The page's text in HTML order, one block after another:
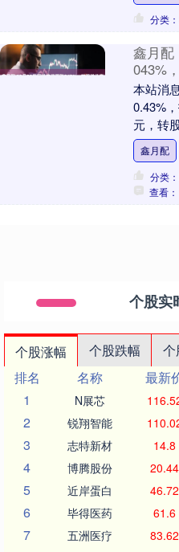
分类
鑫月配
043%
本站消
0.43%
元，转
转债信
鑫月配
分类
查看
个股实
个股涨幅 个股跌幅 个
排名
名称 最新
1
N展芯
2 锐翔智能
3 志特新材 14.8
4 博腾股份 20.44
5 近岸蛋白 46.72
6 毕得医药 61.6
7 五洲医疗 83.62